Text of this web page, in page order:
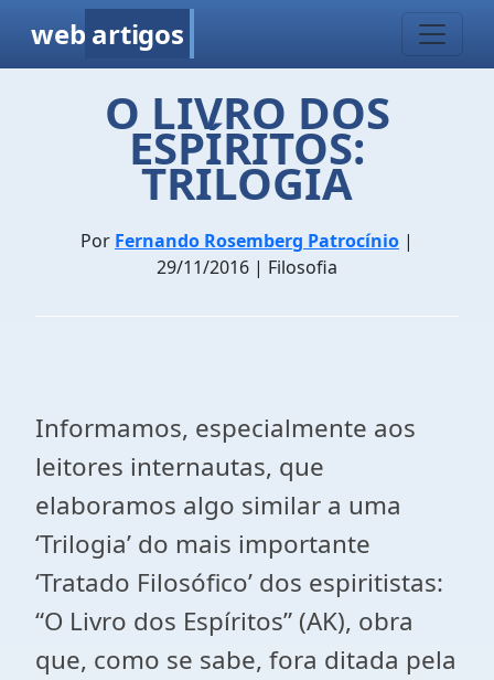
web artigos
O LIVRO DOS
ESPÍRITOS:
TRILOGIA
Por Fernando Rosemberg Patrocínio |
29/11/2016 | Filosofia
Informamos, especialmente aos
leitores internautas, que
elaboramos algo similar a uma
‘Trilogia’ do mais importante
‘Tratado Filosófico’ dos espiritistas:
“O Livro dos Espíritos” (AK), obra
que, como se sabe, fora ditada pela